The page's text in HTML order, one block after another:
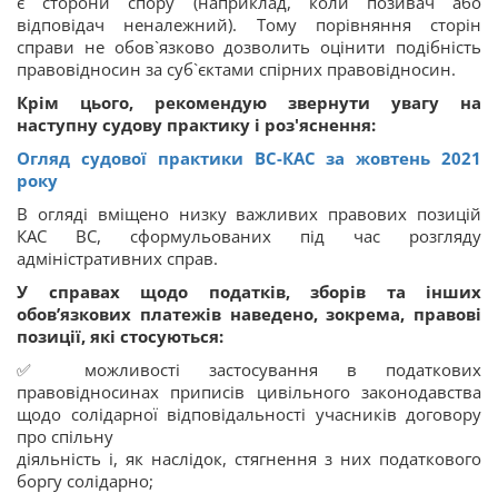
відповідач неналежний). Тому порівняння сторін
справи не обов`язково дозволить оцінити подібність
правовідносин за суб`єктами спірних правовідносин.
Крім цього, рекомендую звернути увагу на
наступну судову практику і роз'яснення:
Огляд судової практики ВС-КАС за жовтень 2021
року
В огляді вміщено низку важливих правових позицій
КАС ВС, сформульованих під час розгляду
адміністративних справ.
У справах щодо податків, зборів та інших
обов’язкових платежів наведено, зокрема, правові
позиції, які стосуються:
✅ можливості застосування в податкових
правовідносинах приписів цивільного законодавства
щодо солідарної відповідальності учасників договору
про спільну
діяльність і, як наслідок, стягнення з них податкового
боргу солідарно;